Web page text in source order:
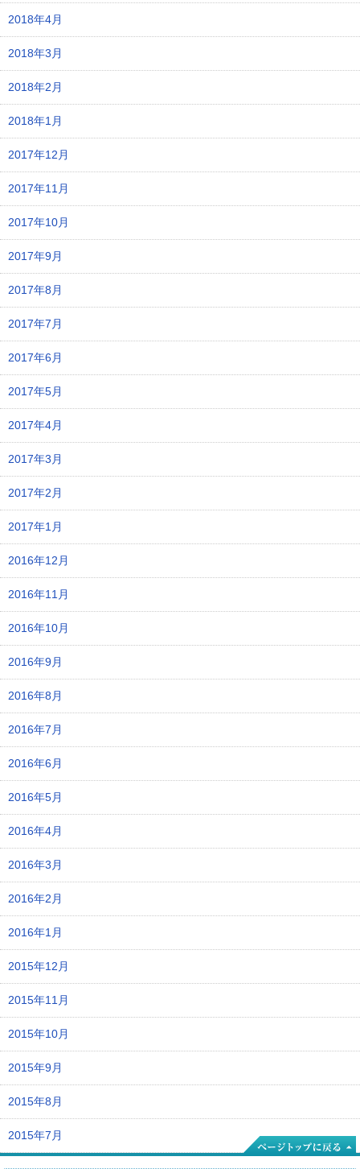
2018年4月
2018年3月
2018年2月
2018年1月
2017年12月
2017年11月
2017年10月
2017年9月
2017年8月
2017年7月
2017年6月
2017年5月
2017年4月
2017年3月
2017年2月
2017年1月
2016年12月
2016年11月
2016年10月
2016年9月
2016年8月
2016年7月
2016年6月
2016年5月
2016年4月
2016年3月
2016年2月
2016年1月
2015年12月
2015年11月
2015年10月
2015年9月
2015年8月
2015年7月